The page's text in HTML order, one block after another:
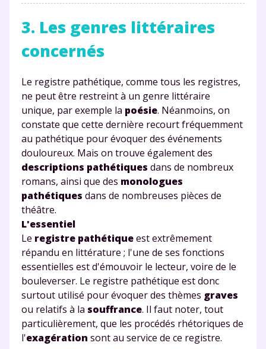
3. Les genres littéraires
concernés
Le registre pathétique, comme tous les registres,
ne peut être restreint à un genre littéraire
unique, par exemple la poésie. Néanmoins, on
constate que cette dernière recourt fréquemment
au pathétique pour évoquer des événements
douloureux. Mais on trouve également des
descriptions pathétiques dans de nombreux
romans, ainsi que des monologues
pathétiques dans de nombreuses pièces de
théâtre.
L'essentiel
Le registre pathétiqueest extrêmement
répandu en littérature ; l'une de ses fonctions
essentielles est d'émouvoir le lecteur, voire de le
bouleverser. Le registre pathétique est donc
surtout utilisé pour évoquer des thèmes graves
ou relatifs à la souffrance. Il faut noter, tout
particulièrement, que les procédés rhétoriques de
l'exagération sont au service de ce registre.
pendant 24h notre
plateforme de soutien
scolaire !
Fiches de cours et vidéos,exercices
corrigés,podcasts de révisions
Unespace dédié aux parents
suivre les progrès
Tout le programme scolaire du CP à
la Terminale
Des profs expérimentés disponibles
à la demande par tchat, audio ou
vidéo
TESTER GRATUITEMENT